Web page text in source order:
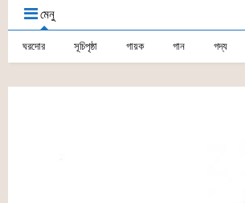
মেনু
ঘরদোর সূচিপৃষ্ঠা গায়ক গান গদ্য